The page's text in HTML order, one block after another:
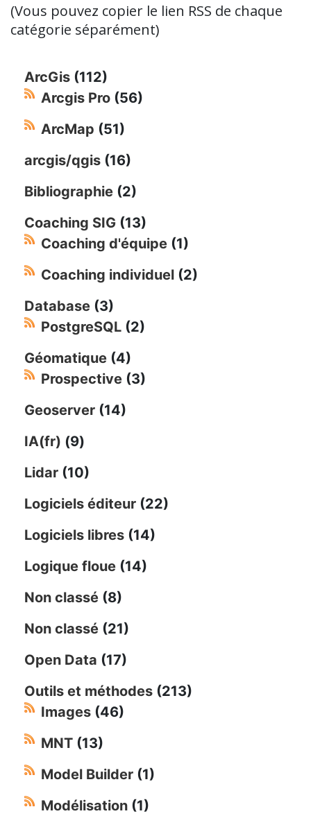
(Vous pouvez copier le lien RSS de chaque
catégorie séparément)
ArcGis (112)
Arcgis Pro (56)
ArcMap (51)
arcgis/qgis (16)
Bibliographie (2)
Coaching SIG (13)
Coaching d'équipe (1)
Coaching individuel (2)
Database (3)
PostgreSQL (2)
Géomatique (4)
Prospective (3)
Geoserver (14)
IA(fr) (9)
Lidar (10)
Logiciels éditeur (22)
Logiciels libres (14)
Logique floue (14)
Non classé (8)
Non classé (21)
Open Data (17)
Outils et méthodes (213)
Images (46)
MNT (13)
Model Builder (1)
Modélisation (1)